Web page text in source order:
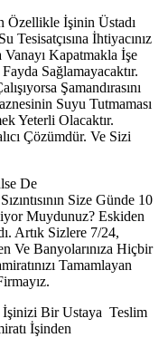
Özellikle İşinin Üstadı
Tesisatçısına İhtiyacınız
Vanayı Kapatmakla İşe
Sağlamayacaktır.
Şamandırasını
Suyu Tutmaması
Yeterli Olacaktır.
Çözümdür. Ve Sizi
De
Size Günde 10
Muydunuz? Eskiden
Artık Sizlere 7/24,
Ve Banyolarınıza Hiçbir
Tamamlayan
İşinizi Bir Ustaya Teslim
İşinden